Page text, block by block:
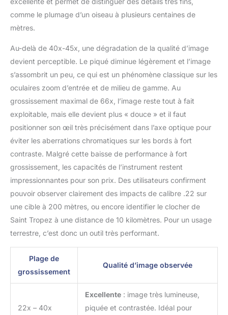
comme le plumage d’un oiseau à plusieurs centaines de
mètres.
Au-delà de 40x-45x, une dégradation de la qualité d’image
devient perceptible. Le piqué diminue légèrement et l’image
s’assombrit un peu, ce qui est un phénomène classique sur les
oculaires zoom d’entrée et de milieu de gamme. Au
grossissement maximal de 66x, l’image reste tout à fait
exploitable, mais elle devient plus « douce » et il faut
positionner son œil très précisément dans l’axe optique pour
éviter les aberrations chromatiques sur les bords à fort
contraste. Malgré cette baisse de performance à fort
grossissement, les capacités de l’instrument restent
impressionnantes pour son prix. Des utilisateurs confirment
pouvoir observer clairement des impacts de calibre .22 sur
une cible à 200 mètres, ou encore identifier le clocher de
Saint Tropez à une distance de 10 kilomètres. Pour un usage
terrestre, c’est donc un outil très performant.
Plage de
grossissement
Qualité d’image observée
22x – 40x
Excellente : image très lumineuse,
piquée et contrastée. Idéal pour